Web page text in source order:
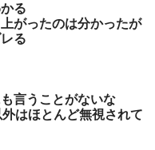
る
がったのは分かったが
る
言うことがないな
はほとんど無視されて